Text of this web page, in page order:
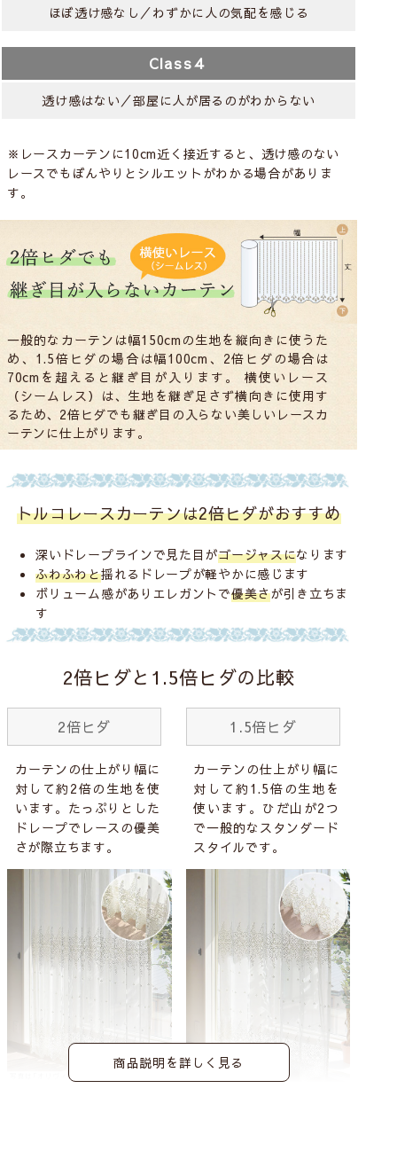
ほぼ透け感なし／わずかに人の気配を感じる
Class４
透け感はない／部屋に人が居るのがわからない
※レースカーテンに10cm近く接近すると、透け感のない
レースでもぼんやりとシルエットがわかる場合がありま
す。
一般的なカーテンは幅150cmの生地を縦向きに使うた
め、1.5倍ヒダの場合は幅100cm、2倍ヒダの場合は
70cmを超えると継ぎ目が入ります。 横使いレース
（シームレス）は、生地を継ぎ足さず横向きに使用す
るため、2倍ヒダでも継ぎ目の入らない美しいレースカ
ーテンに仕上がります。
トルコレースカーテンは2倍ヒダがおすすめ
深いドレープラインで見た目がゴージャスになります
ふわふわと揺れるドレープが軽やかに感じます
ボリューム感がありエレガントで優美さが引き立ちま
す
2倍ヒダと1.5倍ヒダの比較
2倍ヒダ
カーテンの仕上がり幅に
対して約2倍の生地を使
います。たっぷりとした
ドレープでレースの優美
さが際立ちます。
1.5倍ヒダ
カーテンの仕上がり幅に
対して約1.5倍の生地を
使います。ひだ山が2つ
で一般的なスタンダード
スタイルです。
商品説明を詳しく見る